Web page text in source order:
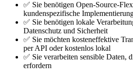
✅ Sie benötigen Open-Source-
kundenspezifische
✅ Sie benötigen lokale
Datenschutz und Sicherheit
✅ Sie möchten kosteneffektive
per API oder kostenlos lokal
✅ Sie verarbeiten sensible Daten,
erfordern